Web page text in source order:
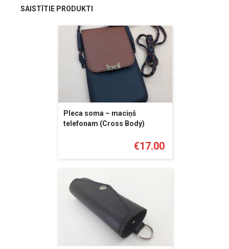
SAISTĪTIE PRODUKTI
Pleca soma – maciņš
telefonam (Cross Body)
€17.00